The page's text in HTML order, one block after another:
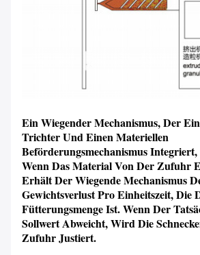
EINREICHUNGEN
Ein Wiegender Mechanismus, Der
Trichter Und Einen Materiellen
Beförderungsmechanismus
Wenn Das Material Von Der Zufuhr
Erhält Der Wiegende Mechanismus
Gewichtsverlust Pro Einheitszeit, Die
Fütterungsmenge Ist. Wenn Der
Sollwert Abweicht, Wird Die
Zufuhr Justiert.